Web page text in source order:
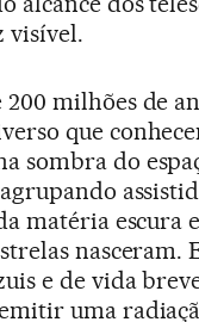
visível.
milhões de
que
sombra do
matéria escura
nasceram.
e de vida
uma